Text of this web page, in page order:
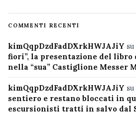
COMMENTI RECENTI
kimQqpDzdFadDXrkHWJAJiY su
fiori”, la presentazione del
nella “sua” Castiglione Messer
kimQqpDzdFadDXrkHWJAJiY su
sentiero e restano bloccati in
escursionisti tratti in salvo dal